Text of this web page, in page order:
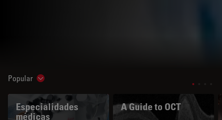
Popular Show subnavigation
Especialidades
médicas
A Guide to OCT